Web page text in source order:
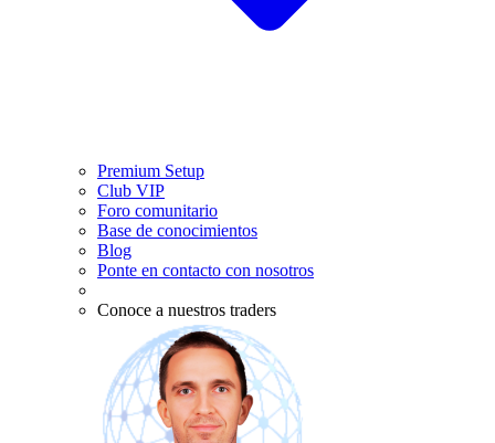
Premium Setup
Club VIP
Foro comunitario
Base de conocimientos
Blog
Ponte en contacto con nosotros
Conoce a nuestros traders